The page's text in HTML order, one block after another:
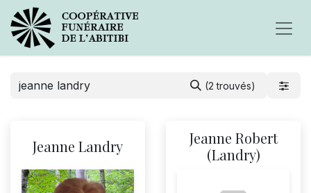
(2 trouvés)
Jeanne Landry
Jeanne Robert
(Landry)